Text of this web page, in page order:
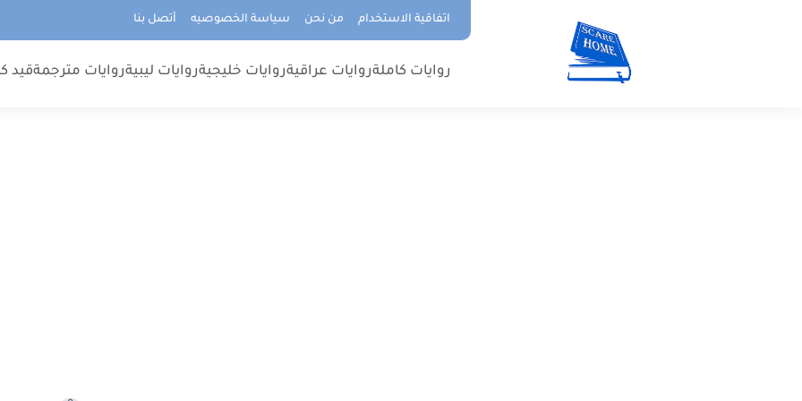
اتفاقية الاستخدام من نحن سياسة الخصوصيه أتصل بنا
روايات كاملةروايات عراقيةروايات خليجيةروايات ليبيةروايات مترجمةقيد